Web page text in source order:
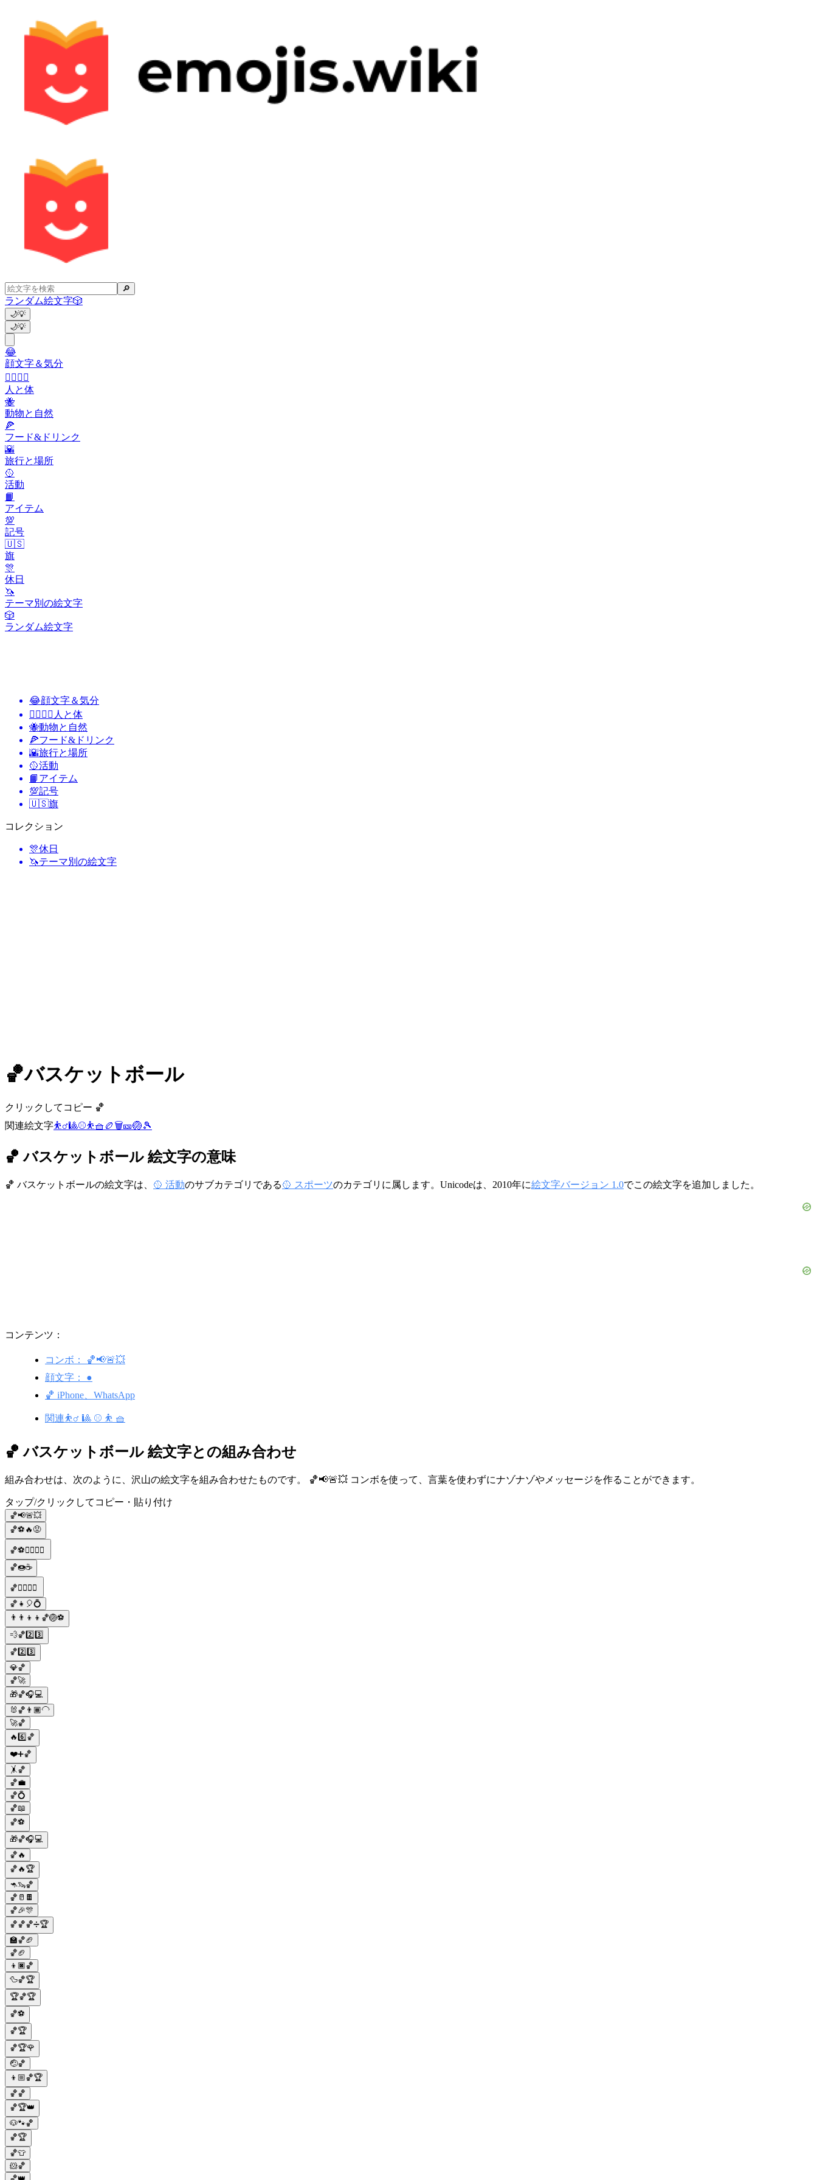
🔎
ランダム絵文字🎲
🌙💡
🌙💡
😂
顔文字＆気分
👩‍❤️‍💋‍👨
人と体
🐝
動物と自然
🍕
フード&ドリンク
🌇
旅行と場所
🥎
活動
📙
アイテム
💯
記号
🇺🇸
旗
🎊
休日
🦄
テーマ別の絵文字
🎲
ランダム絵文字
😂顔文字＆気分
👩‍❤️‍💋‍👨 人と体
🐝動物と自然
🍕フード&ドリンク
🌇旅行と場所
🥎活動
📙 アイテム
💯記号
🇺🇸旗
コレクション
🎊休日
🦄テーマ別の絵文字
🏀バスケットボール
クリックしてコピー 🏀
関連絵文字⛹️‍♂️🎱⚾⛹️🧺 🏉 🗑️🎫🏐🎾
🏀 バスケットボール 絵文字の意味
🏀 バスケットボールの絵文字は、 🥎 活動のサブカテゴリである🥎 スポーツのカテゴリに属します。Unicodeは、2010年に絵文字バージョン 1.0でこの絵文字を追加しました。
コンテンツ：
コンボ： 🏀📢🚨💥
顔文字： ●
🏀 iPhone、WhatsApp
関連⛹️‍♂️ 🎱 ⚾ ⛹️ 🧺
🏀 バスケットボール 絵文字との組み合わせ
組み合わせは、次のように、沢山の絵文字を組み合わせたものです。 🏀📢🚨💥 コンボを使って、言葉を使わずにナゾナゾやメッセージを作ることができます。
タップ/クリックしてコピー・貼り付け
🏀📢🚨💥
🏀⚽🔥😡
🏀⚽️🤾‍♂️⛹️‍♀️
🏀🍩☕
🏀🤾‍♂️⛹️‍♀️
🏀👧🎈💍
👨‍👨‍👦‍👦🏀🏐⚽
💨🏀2️⃣3️⃣
🏀2️⃣3️⃣
💎🏀
🏀🚀
🎁🏀🎧💻
🐰🏀👨🏾‍🦲
🚀🏀
🔥6️⃣🏀
❤️➕🏀
🤸🏀
🏀💼
🏀💍
🏀📖
🏀⚽
🎁🏀🎧💻
🏀🔥
🏀🔥🏆
🦘🦦🏀
🏀🥛🍫
🏀🎉🎊
🏀🏀🏀➗🏆
🏫🏀🏈
🏀🏈
👦🏿🏀
🦆🏀🏆
🏆🏀🏆
🏀⚽
🏀🏆
🏀🏆🌹
🤕🏀
👦🏼🏀🏆
🏀🏀
🏀🏆👑
🐶🐾🏀
🏀🏆
🏀👕
🐹🏀
🏀👑